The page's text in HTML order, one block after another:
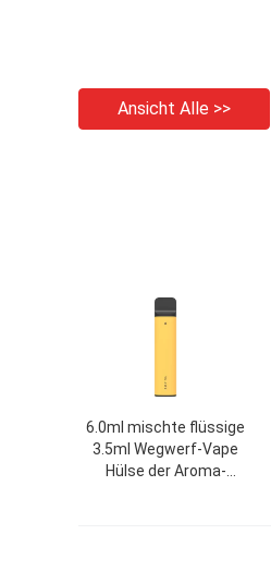
Ansicht Alle >>
6.0ml mischte flüssige
3.5ml Wegwerf-Vape
Hülse der Aroma-